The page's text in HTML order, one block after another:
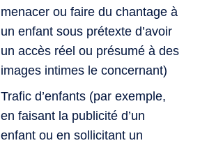
menacer ou faire du chantage à
un enfant sous prétexte d’avoir
un accès réel ou présumé à des
images intimes le concernant)
Trafic d’enfants (par exemple,
en faisant la publicité d’un
enfant ou en sollicitant un